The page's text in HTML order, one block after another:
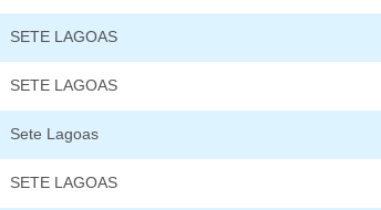
SETE LAGOAS
SETE LAGOAS
Sete Lagoas
SETE LAGOAS